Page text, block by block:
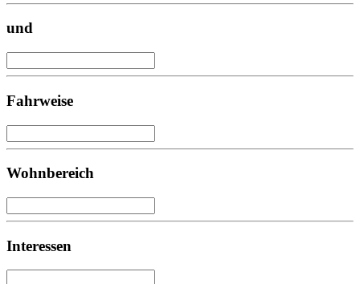
und
Fahrweise
Wohnbereich
Interessen